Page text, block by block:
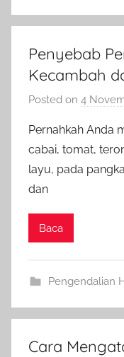
Penyebab
Kecambah
Posted on 4
Pernahkah Anda
cabai, tomat,
layu, pada
dan
Baca
Pengendalian
Cara